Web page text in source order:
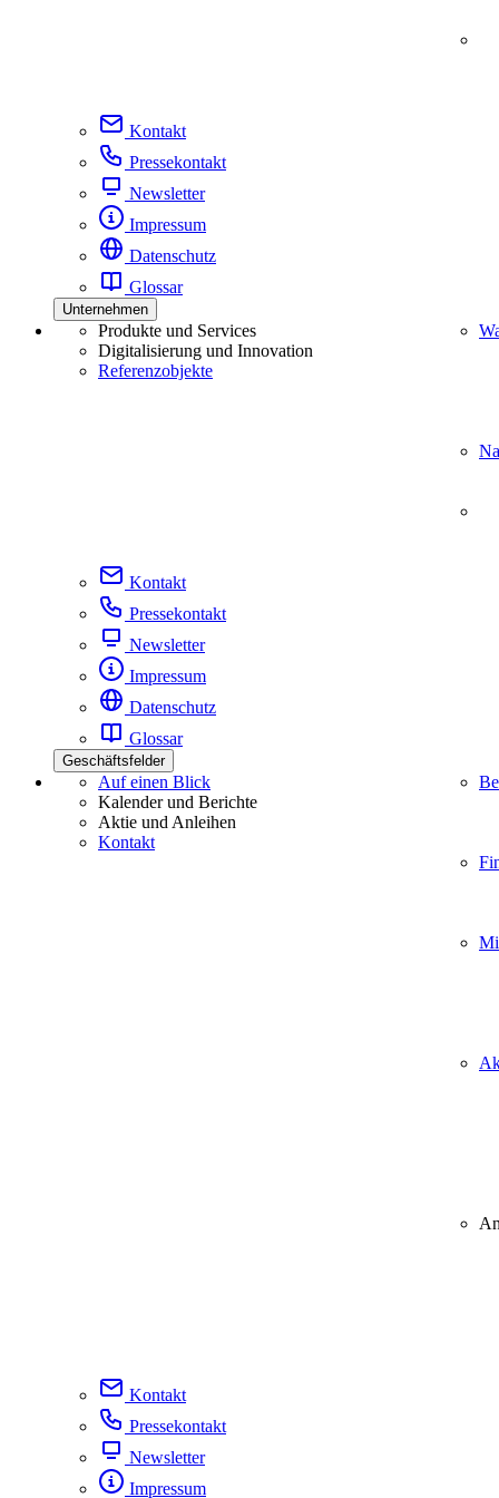
Kontakt
Pressekontakt
Newsletter
Impressum
Datenschutz
Glossar
Unternehmen
Produkte und Services
Digitalisierung und Innovation
Referenzobjekte
Kontakt
Pressekontakt
Newsletter
Impressum
Datenschutz
Glossar
Geschäftsfelder
Auf einen Blick
Kalender und Berichte
Aktie und Anleihen
Kontakt
Kontakt
Pressekontakt
Newsletter
Impressum